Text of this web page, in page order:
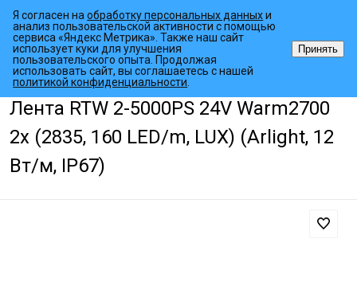
Главная страница • Каталог товаров • Светодиодные ленты
Лента RTW 2-5000PS 24V Warm2700
2x (2835, 160 LED/m, LUX) (Arlight, 12
Вт/м, IP67)
Я согласен наобработку персональных данныхи
анализ пользовательской активности с помощью
сервиса «Яндекс Метрика». Также наш сайт
использует куки для улучшения
пользовательского опыта. Продолжая
использовать сайт, вы соглашаетесь с нашей
политикой конфиденциальности
Принять